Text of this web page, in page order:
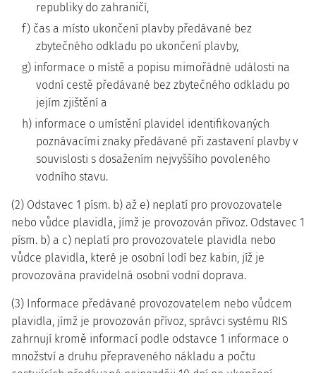
republiky do zahraničí,
f) čas a místo ukončení plavby předávané bez
zbytečného odkladu po ukončení plavby,
g) informace o místě a popisu mimořádné události na
vodní cestě předávané bez zbytečného odkladu po
jejím zjištění a
h) informace o umístění plavidel identifikovaných
poznávacími znaky předávané při zastavení plavby v
souvislosti s dosažením nejvyššího povoleného
vodního stavu.
(2) Odstavec 1 písm. b) až e) neplatí pro provozovatele
nebo vůdce plavidla, jímž je provozován přívoz. Odstavec 1
písm. b) a c) neplatí pro provozovatele plavidla nebo
vůdce plavidla, které je osobní lodí bez kabin, jíž je
provozována pravidelná osobní vodní doprava.
(3) Informace předávané provozovatelem nebo vůdcem
plavidla, jímž je provozován přívoz, správci systému RIS
zahrnují kromě informací podle odstavce 1 informace o
množství a druhu přepraveného nákladu a počtu